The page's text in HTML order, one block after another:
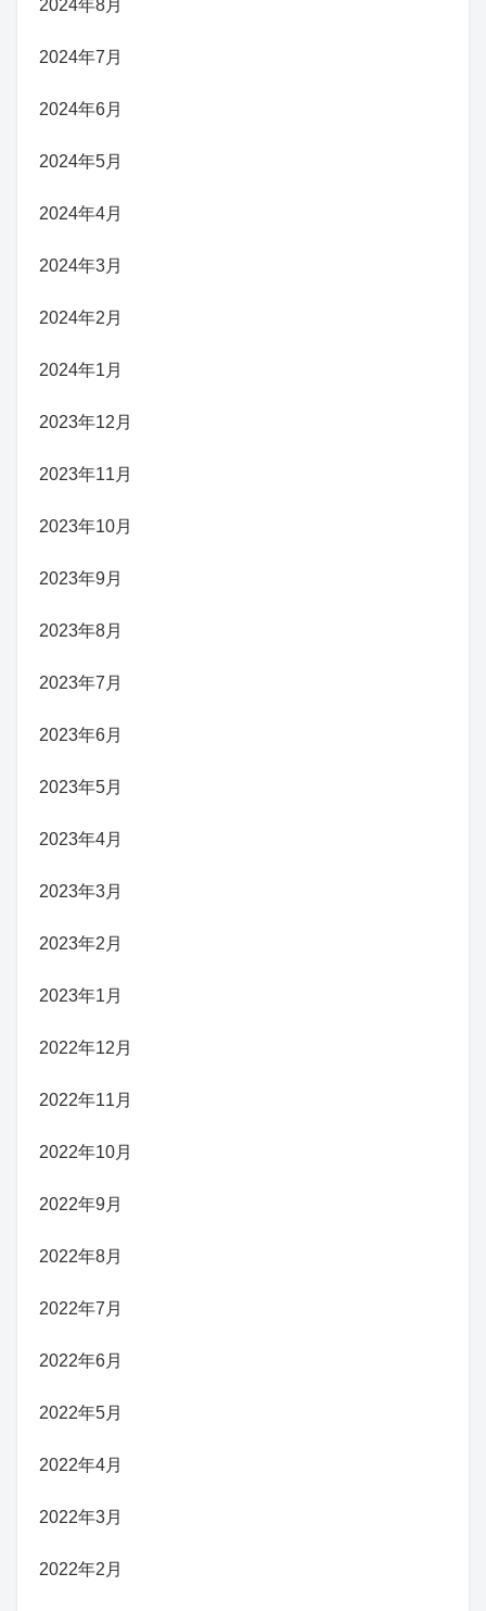
2024年8月
2024年7月
2024年6月
2024年5月
2024年4月
2024年3月
2024年2月
2024年1月
2023年12月
2023年11月
2023年10月
2023年9月
2023年8月
2023年7月
2023年6月
2023年5月
2023年4月
2023年3月
2023年2月
2023年1月
2022年12月
2022年11月
2022年10月
2022年9月
2022年8月
2022年7月
2022年6月
2022年5月
2022年4月
2022年3月
2022年2月